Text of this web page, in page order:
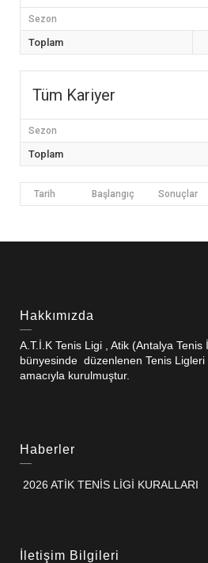
Sezon
Toplam
Tüm Kariyer
Sezon
Toplam
Tarih Başlangıç Sonuçlar
Hakkımızda
A.T.İ.K Tenis Ligi , Atik (Antalya Tenis
bünyesinde düzenlenen Tenis Ligleri
amacıyla kurulmuştur.
Haberler
2026 ATİK TENİS LİGİ KURALLARI
İletişim Bilgileri